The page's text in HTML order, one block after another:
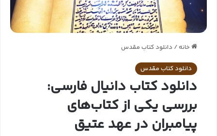
خانه/ دانلود کتاب مقدس
دانلود کتاب مقدس
دانلود کتاب دانیال فارسی:
بررسی یکی از کتاب‌های
پیامبران در عهد عتیق